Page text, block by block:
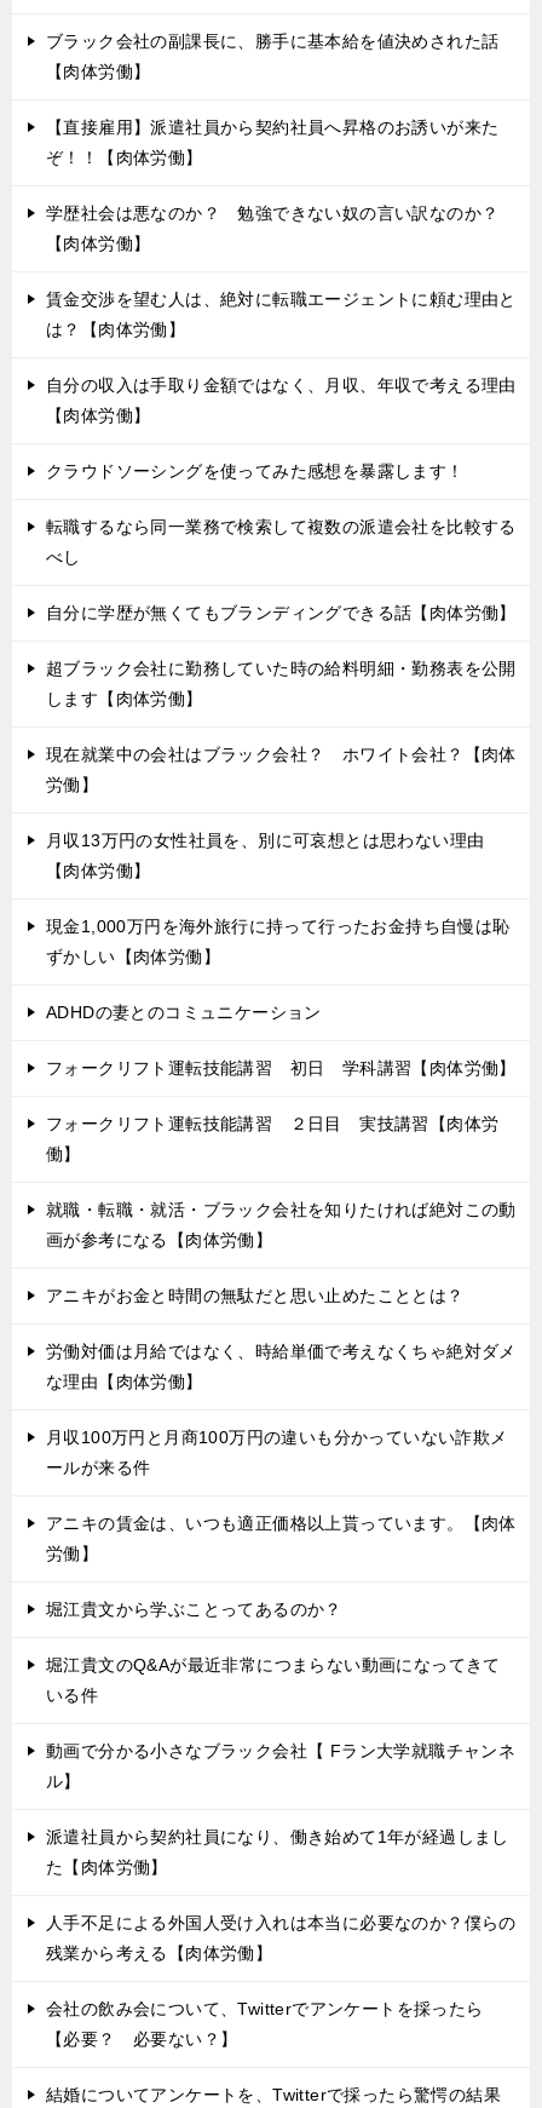
ブラック会社の副課長に、勝手に基本給を値決めされた話
【肉体労働】
【直接雇用】派遣社員から契約社員へ昇格のお誘いが来た
ぞ！！【肉体労働】
学歴社会は悪なのか？ 勉強できない奴の言い訳なのか？
【肉体労働】
賃金交渉を望む人は、絶対に転職エージェントに頼む理由と
は？【肉体労働】
自分の収入は手取り金額ではなく、月収、年収で考える理由
【肉体労働】
クラウドソーシングを使ってみた感想を暴露します！
転職するなら同一業務で検索して複数の派遣会社を比較する
べし
自分に学歴が無くてもブランディングできる話【肉体労働】
超ブラック会社に勤務していた時の給料明細・勤務表を公開
します【肉体労働】
現在就業中の会社はブラック会社？ ホワイト会社？【肉体
労働】
月収13万円の女性社員を、別に可哀想とは思わない理由
【肉体労働】
現金1,000万円を海外旅行に持って行ったお金持ち自慢は恥
ずかしい【肉体労働】
ADHDの妻とのコミュニケーション
フォークリフト運転技能講習 初日 学科講習【肉体労働】
フォークリフト運転技能講習 ２日目 実技講習【肉体労
働】
就職・転職・就活・ブラック会社を知りたければ絶対この動
画が参考になる【肉体労働】
アニキがお金と時間の無駄だと思い止めたこととは？
労働対価は月給ではなく、時給単価で考えなくちゃ絶対ダメ
な理由【肉体労働】
月収100万円と月商100万円の違いも分かっていない詐欺メ
ールが来る件
アニキの賃金は、いつも適正価格以上貰っています。【肉体
労働】
堀江貴文から学ぶことってあるのか？
堀江貴文のQ&Aが最近非常につまらない動画になってきて
いる件
動画で分かる小さなブラック会社【 Fラン大学就職チャンネ
ル】
派遣社員から契約社員になり、働き始めて1年が経過しまし
た【肉体労働】
人手不足による外国人受け入れは本当に必要なのか？僕らの
残業から考える【肉体労働】
会社の飲み会について、Twitterでアンケートを採ったら
【必要？ 必要ない？】
結婚についてアンケートを、Twitterで採ったら驚愕の結果